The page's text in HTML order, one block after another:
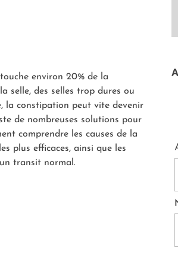
environ 20% de la
selle, des selles trop dures ou
la constipation peut vite devenir
de nombreuses solutions pour
comprendre les causes de la
plus efficaces, ainsi que les
transit normal.